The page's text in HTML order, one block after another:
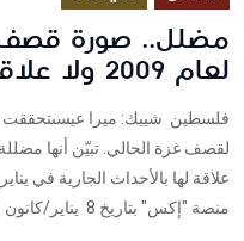
مضلل.. صورة قصف
لعام 2009 ولا علاقة لها بأحداث 2026
منصة "إكس" بتاريخ 8 يناير/كانون الثاني 2026، صورة زُعم ...